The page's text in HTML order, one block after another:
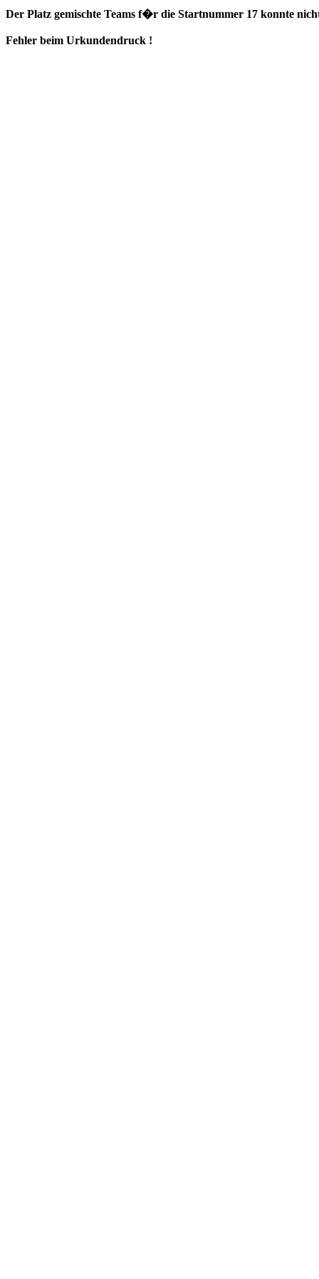
Der Platz gemischte Teams f�r die Startnummer 17 konnte
Fehler beim Urkundendruck !